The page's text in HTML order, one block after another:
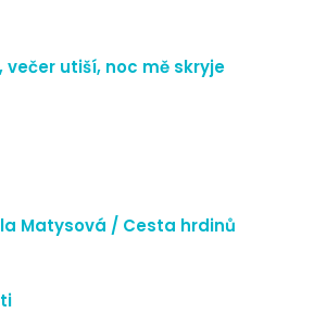
utiší, noc mě skryje
Matysová / Cesta hrdinů